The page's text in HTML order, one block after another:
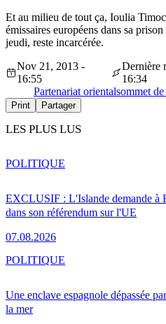
Et au milieu de tout ça, Ioulia
émissaires européens dans sa
jeudi, reste incarcérée.
Nov 21, 2013 -
16:55
Dernière
16:34
Partenariat orientalsommet
Print Partager
LES PLUS LUS
EXCLUSIF : L'Islande demande à
dans son référendum sur l'UE
07.08.2026
POLITIQUE
Une enclave espagnole dépassée
la mer
POLITIQUE